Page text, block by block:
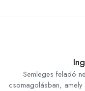
Semleges feladó
csomagolásban,